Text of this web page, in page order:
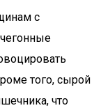
с
того, сырой
что